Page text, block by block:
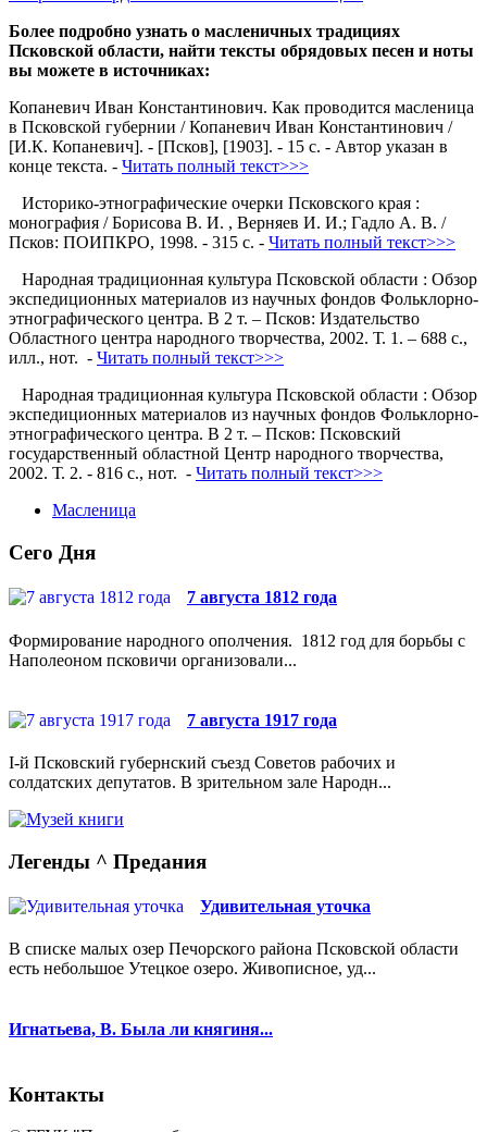
Более подробно узнать о масленичных традициях
Псковской области, найти тексты обрядовых песен и ноты
вы можете в источниках:
Копаневич Иван Константинович. Как проводится масленица
в Псковской губернии / Копаневич Иван Константинович /
[И.К. Копаневич]. - [Псков], [1903]. - 15 с. - Автор указан в
конце текста. - Читать полный текст>>>
Историко-этнографические очерки Псковского края :
монография / Борисова В. И. , Верняев И. И.; Гадло А. В. /
Псков: ПОИПКРО, 1998. - 315 с. - Читать полный текст>>>
Народная традиционная культура Псковской области : Обзор
экспедиционных материалов из научных фондов Фольклорно-
этнографического центра. В 2 т. – Псков: Издательство
Областного центра народного творчества, 2002. Т. 1. – 688 с.,
илл., нот. - Читать полный текст>>>
Народная традиционная культура Псковской области : Обзор
экспедиционных материалов из научных фондов Фольклорно-
этнографического центра. В 2 т. – Псков: Псковский
государственный областной Центр народного творчества,
2002. Т. 2. - 816 с., нот. - Читать полный текст>>>
Масленица
Сего Дня
7 августа 1812 года
Формирование народного ополчения. 1812 год для борьбы с
Наполеоном псковичи организовали...
7 августа 1917 года
I-й Псковский губернский съезд Советов рабочих и
солдатских депутатов. В зрительном зале Народн...
Легенды ^ Предания
Удивительная уточка
В списке малых озер Печорского района Псковской области
есть небольшое Утецкое озеро. Живописное, уд...
Игнатьева, В. Была ли княгиня...
Контакты